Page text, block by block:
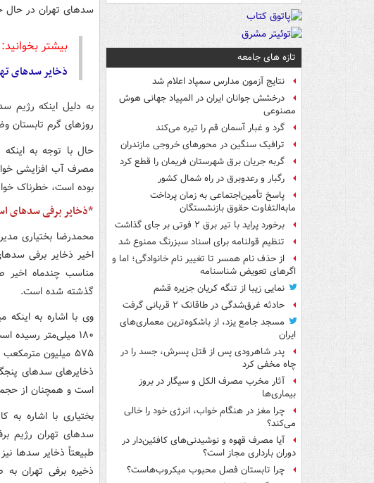
تازه های جامعه
نتایج آزمون مدارس سمپاد اعلام شد
درخشش جوانان ایران در المپیاد جهانی هوش
مصنوعی
گرد و غبار آسمان قم را تیره می‌کند
ترافیک سنگین در محورهای خروجی مازندران
گربه جریان برق شهرستان فریمان را قطع کرد
رگبار و رعدوبرق در راه شمال کشور
پاسخ تأمین‌اجتماعی به زمان پرداخت
مابه‌التفاوت حقوق بازنشستگان
برخورد پراید با تیر برق ۲ فوتی بر جای گذاشت
تنظیم قولنامه برای اسناد سبزرنگ ممنوع شد
از حذف نام همسر تا تغییر نام خانوادگی؛ اما و
اگرهای تعویض شناسنامه
نمایی زیبا از تنگه کریان جزیره قشم
حادثه غرق‌شدگی در طاقانک ۲ قربانی گرفت
مسجد جامع یزد، از باشکوه‌ترین معماری‌های
ایران
پدر شاهرودی پس از قتل پسرش، جسد را در
چاه مخفی کرد
آثار مخرب مصرف الکل و سیگار در بروز
بیماری‌ها
چرا مغز در هنگام خواب، انرژی خود را خالی
می‌کند؟
آیا مصرف قهوه و نوشیدنی‌های کافئین‌دار در
دوران بارداری مجاز است؟
چرا تابستان فصل محبوب میکروب‌هاست؟
سدهای تهران در حال حاضر به ۵۵۰ میلیون متر
بیشتر بخوانید:
ذخایر سدهای
به دلیل اینکه رژیم
روزهای گرم تابستان
حال با توجه به
مصرف آب افزایشی
بوده است، خطرناک
*ذخایر برفی سدهای
محمدرضا بختیاری
اخیر ذخایر برفی
گذشته شده است.
وی با اشاره به اینکه
۱۸۰ میلی‌متر
است و همچنان از حجم ۶۳۰ میلیون مترمکعبی درازمدت خود فاصله
سدهای تهران رژیم
طبیعتاً ذخایر سدها
ذخیره برفی تهران